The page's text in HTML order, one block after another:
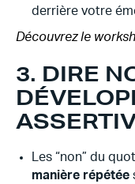
derrière votre
Découvrez le
3. DIRE
Les “non” du
manière répétée